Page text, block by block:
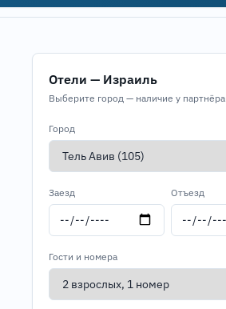
Отели — Израиль
Выберите город — наличие у партнёра
Город
Заезд Отъезд
Гости и номера